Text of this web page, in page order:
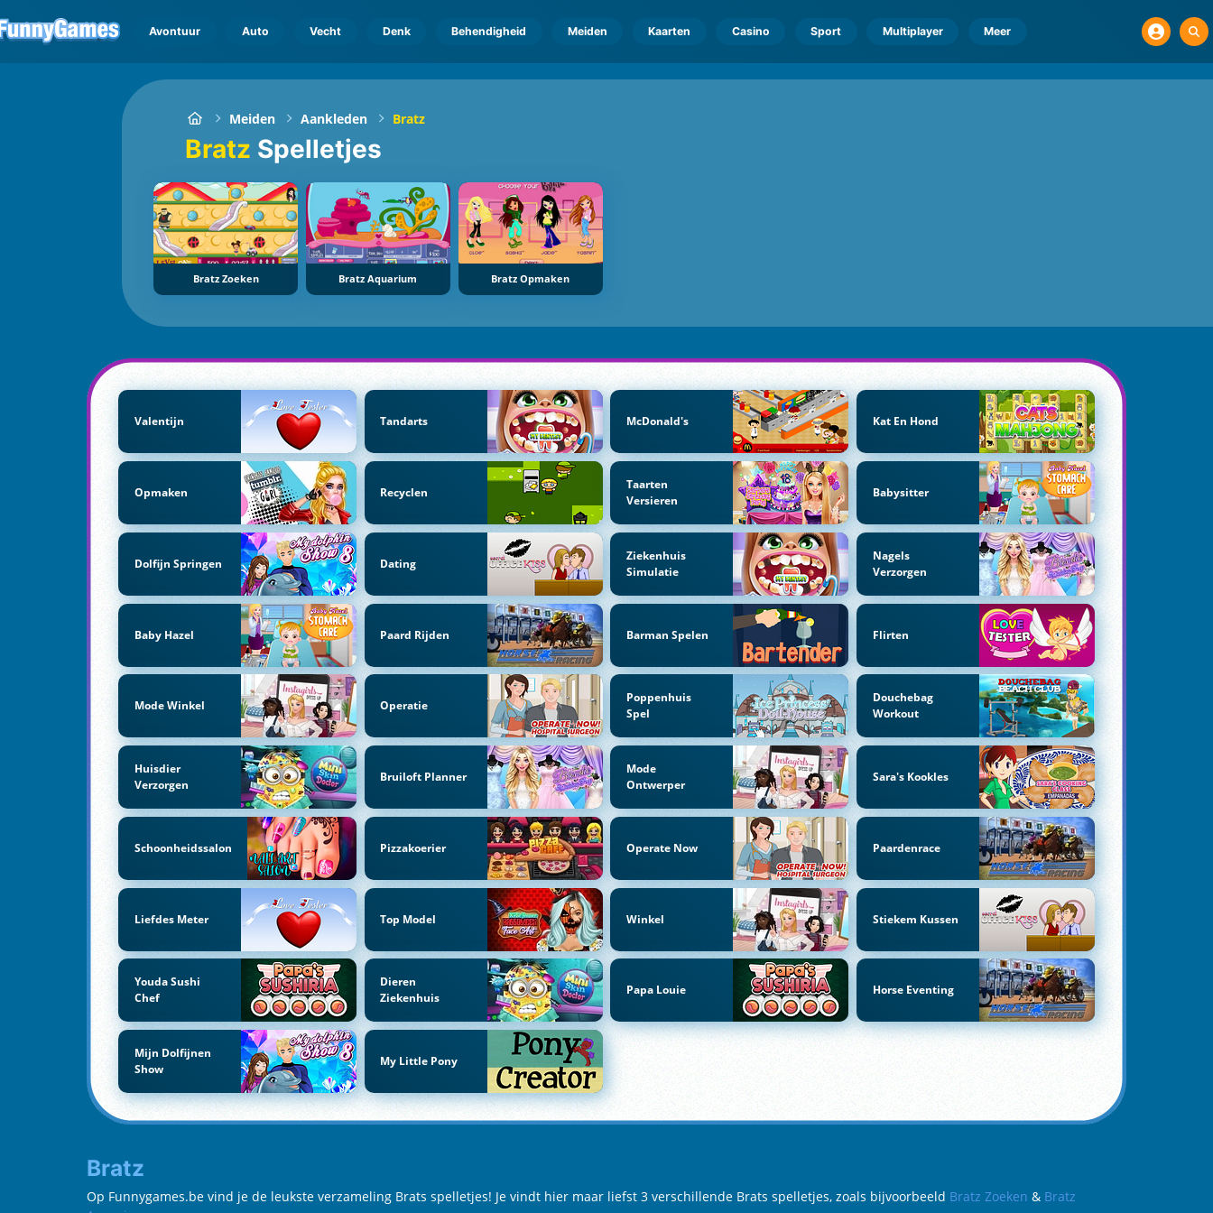
Avontuur Auto Vecht Denk Behendigheid Meiden Kaarten Casino Sport Multiplayer Meer
Meiden Aankleden Bratz
Bratz Spelletjes
Bratz Zoeken Bratz Aquarium Bratz Opmaken
Valentijn Tandarts McDonald's Kat En Hond
Opmaken Recyclen
Taarten
Versieren
Babysitter
Dolfijn Springen Dating
Ziekenhuis
Simulatie
Nagels
Verzorgen
Baby Hazel Paard Rijden Barman Spelen Flirten
Mode Winkel Operatie
Poppenhuis
Spel
Douchebag
Workout
Huisdier
Verzorgen
Bruiloft Planner
Mode
Ontwerper
Sara's Kookles
Schoonheidssalon Pizzakoerier Operate Now Paardenrace
Liefdes Meter Top Model Winkel Stiekem Kussen
Youda Sushi
Chef
Dieren
Ziekenhuis
Papa Louie Horse Eventing
Mijn Dolfijnen
Show
My Little Pony
Bratz
Op Funnygames.be vind je de leukste verzameling Brats spelletjes! Je vindt hier maar liefst 3 verschillende Brats spelletjes, zoals bijvoorbeeld Bratz Zoeken & Bratz